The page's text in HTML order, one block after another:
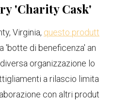
'Charity Cask'
Virginia, questo produtt
'botte di beneficenza' an
organizzazione lo
a rilascio limita
con altri produt